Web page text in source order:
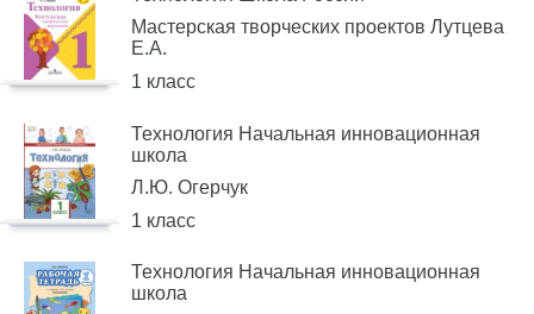
Мастерская творческих проектов Лутцева
Е.А.
1 класс
Технология Начальная инновационная
школа
Л.Ю. Огерчук
1 класс
Технология Начальная инновационная
школа